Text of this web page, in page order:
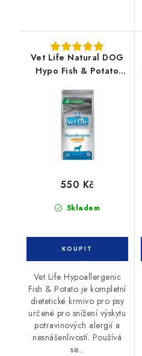
Vet Life Natural DOG
Hypo Fish & Potato
Skladem
550 Kč
Vet Life Hypoallergenic
Fish & Potato je kompletní
dietetické krmivo pro psy
určené pro snížení výskytu
potravinových alergií a
nesnášenlivostí. Používá
se...